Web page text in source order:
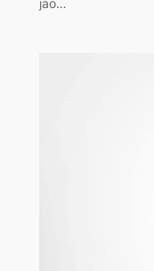
јао…